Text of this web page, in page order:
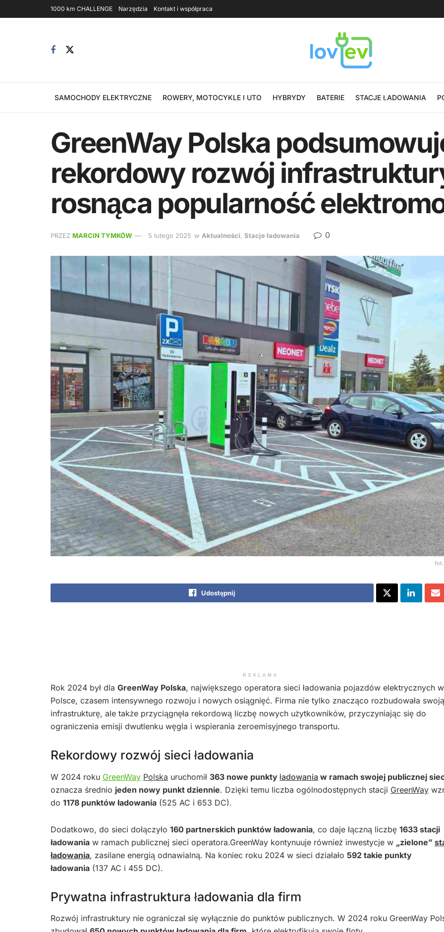
1000 km CHALLENGE Narzędzia Kontakt i współpraca
SAMOCHODY ELEKTRYCZNE ROWERY, MOTOCYKLE I UTO HYBRYDY BATERIE STACJE ŁADOWANIA
GreenWay Polska
rekordowy rozwój
rosnąca popularność
PRZEZ MARCIN TYMKÓW 5 lutego 2025 w Aktualności, Stacje ładowania 0
fot.
Udostępnij
REKLAMA
Rok 2024 był dla GreenWay Polska, największego operatora sieci ładowania pojazdów elektrycznych w
Polsce, czasem intensywnego rozwoju i nowych osiągnięć. Firma nie tylko znacząco rozbudowała swoją
infrastrukturę, ale także przyciągnęła rekordową liczbę nowych użytkowników, przyczyniając się do
ograniczenia emisji dwutlenku węgla i wspierania zeroemisyjnego transportu.
Rekordowy rozwój sieci ładowania
W 2024 roku GreenWay Polska uruchomił 363 nowe punkty ładowania w ramach swojej publicznej
oznacza średnio jeden nowy punkt dziennie. Dzięki temu liczba ogólnodostępnych stacji GreenWay
do 1178 punktów ładowania (525 AC i 653 DC).
Dodatkowo, do sieci dołączyło 160 partnerskich punktów ładowania, co daje łączną liczbę 1633 stacji
ładowania w ramach publicznej sieci operatora.GreenWay kontynuuje również inwestycje w „zielone”
ładowania, zasilane energią odnawialną. Na koniec roku 2024 w sieci działało 592 takie punkty
ładowania (137 AC i 455 DC).
Prywatna infrastruktura ładowania dla firm
Rozwój infrastruktury nie ograniczał się wyłącznie do punktów publicznych. W 2024 roku GreenWay